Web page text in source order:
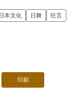
日本文化 日舞
狂言
印刷